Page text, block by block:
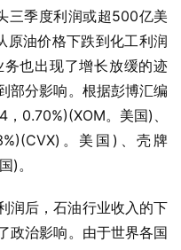
三季度利润或超500亿美
原油价格下跌到化工利润
也出现了增长放缓的迹
部分影响。根据彭博汇编
0.70%)(XOM。美国)、
。美国)、壳牌
)。
润后，石油行业收入的下
政治影响。由于世界各国